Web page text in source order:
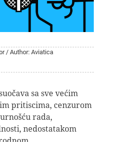
/ Author: Aviatica
sa sve većim
pritiscima, cenzurom
rada,
nedostatakom